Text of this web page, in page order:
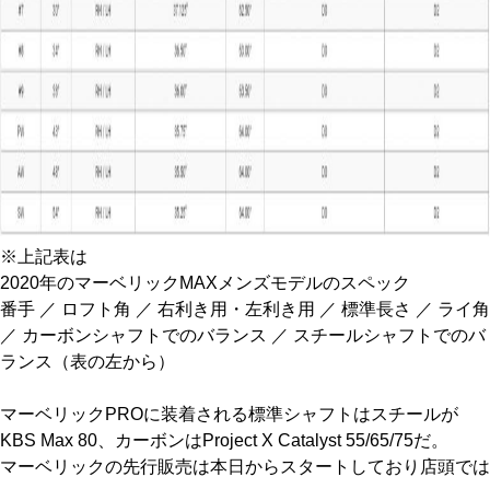
※上記表は
2020年のマーベリックMAXメンズモデルのスペック
番手 ／ ロフト角 ／ 右利き用・左利き用 ／ 標準長さ ／ ライ角
／ カーボンシャフトでのバランス ／ スチールシャフトでのバ
ランス（表の左から）
マーベリックPROに装着される標準シャフトはスチールが
KBS Max 80、カーボンはProject X Catalyst 55/65/75だ。
マーベリックの先行販売は本日からスタートしており店頭では